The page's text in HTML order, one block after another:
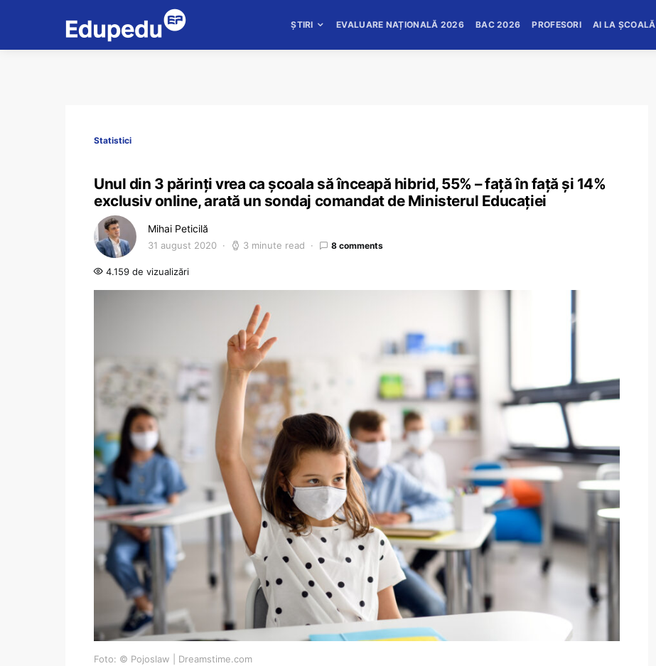
ȘTIRI EVALUARE NAȚIONALĂ 2026 BAC 2026 PROFESORI AI LA ȘCOALĂ
Statistici
Unul din 3 părinți vrea ca școala să înceapă hibrid, 55% – față în față și 14%
exclusiv online, arată un sondaj comandat de Ministerul Educației
Mihai Peticilă
31 august 2020 3 minute read 8 comments
4.159 de vizualizări
Foto: © Pojoslaw | Dreamstime.com